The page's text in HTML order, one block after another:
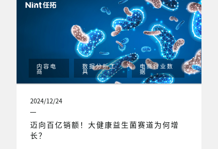
内容电
商
数据分析工
具
电商行业数
据
2024/12/24
迈向百亿销额！大健康益生菌赛道为何增
长？